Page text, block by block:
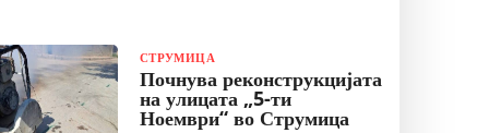
СТРУМИЦА
Почнува реконструкцијата
на улицата „5-ти
Ноември“ во Струмица